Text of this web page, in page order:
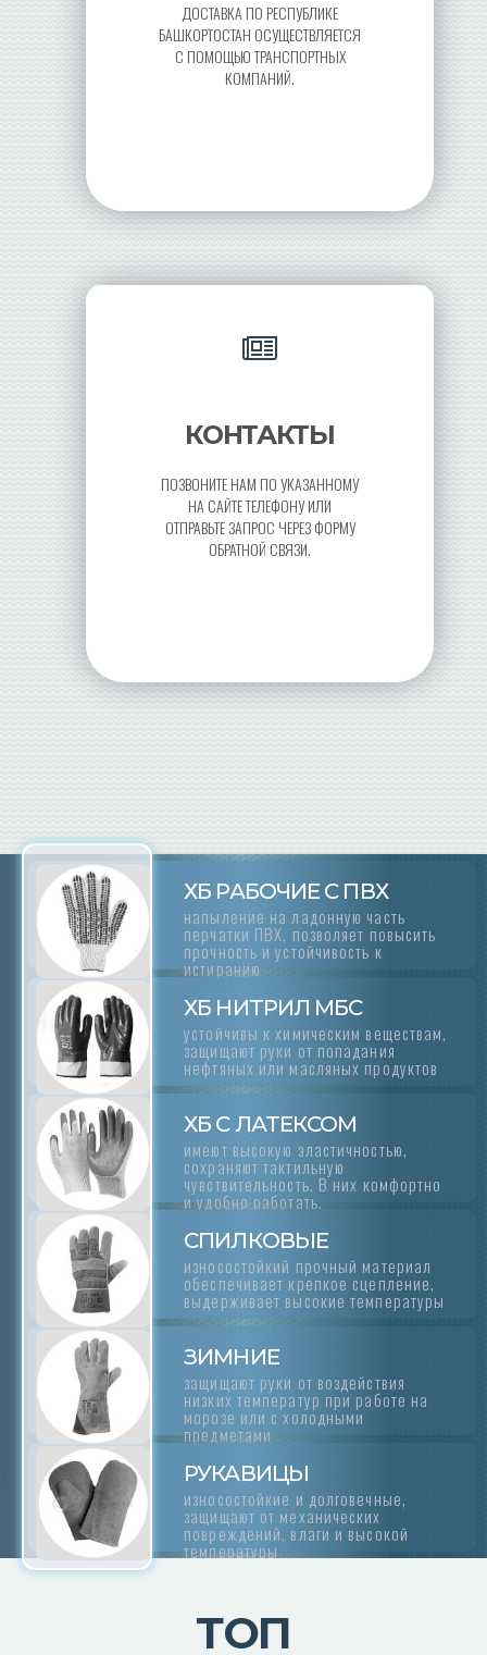
ДОСТАВКА ПО РЕСПУБЛИКЕ
БАШКОРТОСТАН ОСУЩЕСТВЛЯЕТСЯ
С ПОМОЩЬЮ ТРАНСПОРТНЫХ
КОМПАНИЙ.
КОНТАКТЫ
ПОЗВОНИТЕ НАМ ПО УКАЗАННОМУ
НА САЙТЕ ТЕЛЕФОНУ ИЛИ
ОТПРАВЬТЕ ЗАПРОС ЧЕРЕЗ ФОРМУ
ОБРАТНОЙ СВЯЗИ.
ХБ РАБОЧИЕ С ПВХ
напыление на ладонную часть
перчатки ПВХ, позволяет повысить
прочность и устойчивость к
истиранию
ХБ НИТРИЛ МБС
устойчивы к химическим веществам,
защищают руки от попадания
нефтяных или масляных продуктов
ХБ С ЛАТЕКСОМ
имеют высокую эластичностью,
сохраняют тактильную
чувствительность. В них комфортно
и удобно работать.
СПИЛКОВЫЕ
износостойкий прочный материал
обеспечивает крепкое сцепление,
выдерживает высокие температуры
ЗИМНИЕ
защищают руки от воздействия
низких температур при работе на
морозе или с холодными
предметами
РУКАВИЦЫ
износостойкие и долговечные,
защищают от механических
повреждений, влаги и высокой
температуры
ТОП